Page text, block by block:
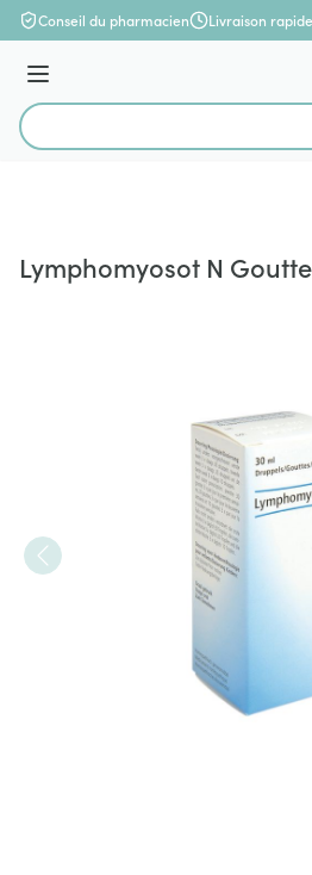
Aller au contenu
Conseil du pharmacien Livraison rapide
Menu
Rechercher
Lymphomyosot N